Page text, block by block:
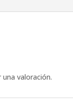
valoración.